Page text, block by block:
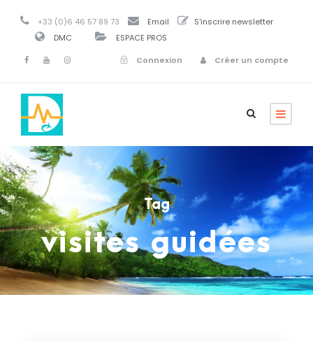
+33 (0)6 46 57 89 73 Email
S'inscrire newsletter
DMC
ESPACE PROS
Connexion
Créer un compte
Tag
visites guidées